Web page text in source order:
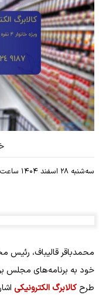
سه‌شنبه ۲۸ اسفند ۱۴۰۴ ساعت
محمدباقر قالیباف، رئیس
خود به برنامه‌های مجلس
طرحکالابرگ الکترونیکی